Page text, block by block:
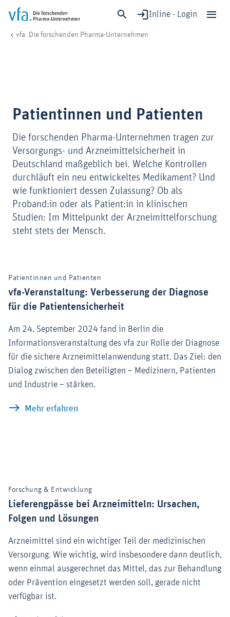
Inline - Login
Digitalisierung & KI
Mitglied werden!
Medien
vfa. Die forschenden Pharma-Unternehmen
Patientinnen und Patienten
Die forschenden Pharma-Unternehmen tragen zur
Versorgungs- und Arzneimittelsicherheit in
Deutschland maßgeblich bei. Welche Kontrollen
durchläuft ein neu entwickeltes Medikament? Und
wie funktioniert dessen Zulassung? Ob als
Proband:in oder als Patient:in in klinischen
Studien: Im Mittelpunkt der Arzneimittelforschung
steht stets der Mensch.
Patientinnen und Patienten
vfa-Veranstaltung: Verbesserung der Diagnose
für die Patientensicherheit
Am 24. September 2024 fand in Berlin die
Informationsveranstaltung des vfa zur Rolle der Diagnose
für die sichere Arzneimittelanwendung statt. Das Ziel: den
Dialog zwischen den Beteiligten – Medizinern, Patienten
und Industrie – stärken.
Mehr erfahren
Forschung & Entwicklung
Lieferengpässe bei Arzneimitteln: Ursachen,
Folgen und Lösungen
Arzneimittel sind ein wichtiger Teil der medizinischen
Versorgung. Wie wichtig, wird insbesondere dann deutlich,
wenn einmal ausgerechnet das Mittel, das zur Behandlung
oder Prävention eingesetzt werden soll, gerade nicht
verfügbar ist.